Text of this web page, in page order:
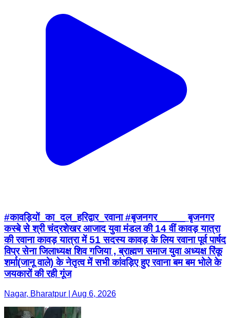
#कावड़ियों_का_दल_हरिद्वार_रवाना #बृजनगर_____ बृजनगर
कस्बे से श्री चंद्रशेखर आजाद युवा मंडल की 14 वीं कावड़ यात्रा
की रवाना कावड़ यात्रा में 51 सदस्य कावड़ के लिय रवाना पूर्व पार्षद
विप्र सेना जिलाध्यक्ष शिव गजिया , ब्राह्मण समाज युवा अध्यक्ष रिंकू
शर्मा(जानू वाले) के नेतृत्व में सभी कांवड़िए हुए रवाना बम बम भोले के
जयकारों की रही गूंज
Nagar, Bharatpur | Aug 6, 2026